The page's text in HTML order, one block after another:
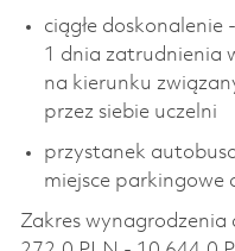
ciągłe
1 dnia zatrudnienia
na kierunku
przez siebie uczelni
przystanek
miejsce parkingowe
Zakres